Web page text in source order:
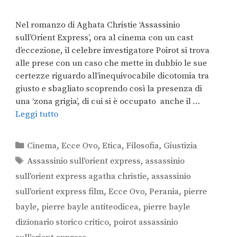
Nel romanzo di Aghata Christie ‘Assassinio
sull’Orient Express’, ora al cinema con un cast
d’eccezione, il celebre investigatore Poirot si trova
alle prese con un caso che mette in dubbio le sue
certezze riguardo all’inequivocabile dicotomia tra
giusto e sbagliato scoprendo così la presenza di
una ‘zona grigia’, di cui si è occupato anche il …
Leggi tutto
Cinema,Ecce Ovo,Etica,Filosofia, Giustizia
Assassinio sull'orient express, assassinio
sull'orient express agatha christie, assassinio
sull'orient express film, Ecce Ovo, Perania, pierre
bayle, pierre bayle antiteodicea, pierre bayle
dizionario storico critico, poirot assassinio